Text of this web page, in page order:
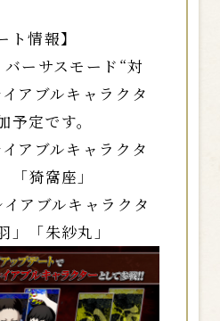
ト情報】
ーサスモード“対
アブルキャラクタ
予定です。
アブルキャラクタ
猗窩座」
アブルキャラクタ
「朱紗丸」